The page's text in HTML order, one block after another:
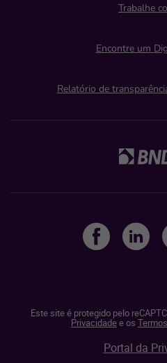
Trabalhe
Encontre um
Relatório de
Este site é protegido pelo
Privacidadee os
Portal da